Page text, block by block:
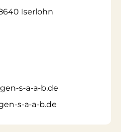
Iserlohn
s-a-a-b.de
s-a-a-b.de